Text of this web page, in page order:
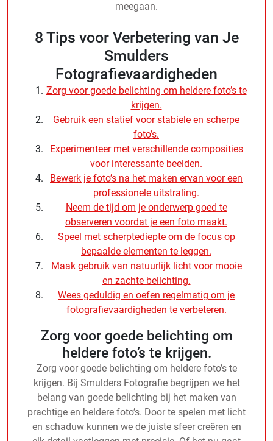
meegaan.
8 Tips voor Verbetering van Je
Smulders
Fotografievaardigheden
Zorg voor goede belichting om heldere foto’s te
krijgen.
Gebruik een statief voor stabiele en scherpe
foto’s.
Experimenteer met verschillende composities
voor interessante beelden.
Bewerk je foto’s na het maken ervan voor een
professionele uitstraling.
Neem de tijd om je onderwerp goed te
observeren voordat je een foto maakt.
Speel met scherptediepte om de focus op
bepaalde elementen te leggen.
Maak gebruik van natuurlijk licht voor mooie
en zachte belichting.
Wees geduldig en oefen regelmatig om je
fotografievaardigheden te verbeteren.
Zorg voor goede belichting om
heldere foto’s te krijgen.
Zorg voor goede belichting om heldere foto’s te
krijgen. Bij Smulders Fotografie begrijpen we het
belang van goede belichting bij het maken van
prachtige en heldere foto’s. Door te spelen met licht
en schaduw kunnen we de juiste sfeer creëren en